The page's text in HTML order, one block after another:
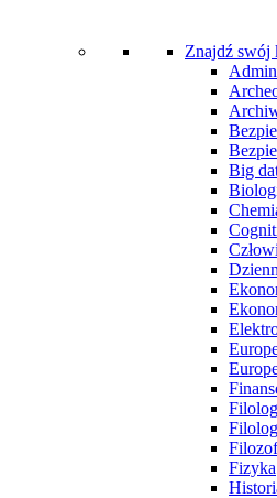
Znajdź swój
Big
Fizyka